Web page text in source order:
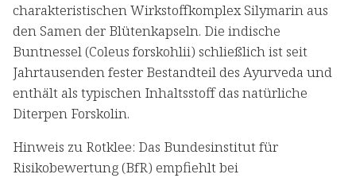
charakteristischen Wirkstoffkomplex Silymarin aus
den Samen der Blütenkapseln. Die indische
Buntnessel (Coleus forskohlii) schließlich ist seit
Jahrtausenden fester Bestandteil des Ayurveda und
enthält als typischen Inhaltsstoff das natürliche
Diterpen Forskolin.
Hinweis zu Rotklee: Das Bundesinstitut für
Risikobewertung (BfR) empfiehlt bei